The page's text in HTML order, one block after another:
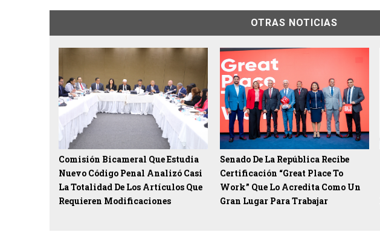
OTRAS NOTICIAS
Comisión Bicameral Que Estudia
Nuevo Código Penal Analizó Casi
La Totalidad De Los Artículos Que
Requieren Modificaciones
Senado De La República Recibe
Certificación “Great Place To
Work” Que Lo Acredita Como Un
Gran Lugar Para Trabajar